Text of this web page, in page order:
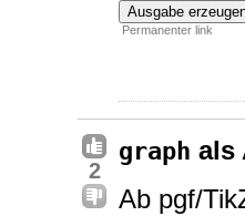
Ausgabe
Permanenter link
2
graph als
Ab pgf/